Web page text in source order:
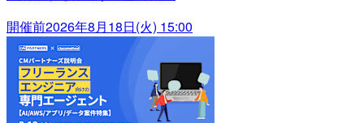
開催前2026年8月18日(火) 15:00